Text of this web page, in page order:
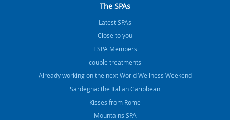
The SPAs
Latest SPAs
Close to you
ESPA Members
couple treatments
Already working on the next World Wellness Weekend
Sardegna: the Italian Caribbean
Kisses from Rome
Mountains SPA